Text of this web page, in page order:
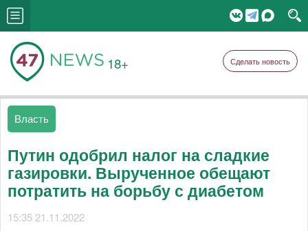
18+ Сделать новость
Власть
Путин одобрил налог на сладкие
газировки. Вырученное обещают
потратить на борьбу с диабетом
15:35 21.11.2022